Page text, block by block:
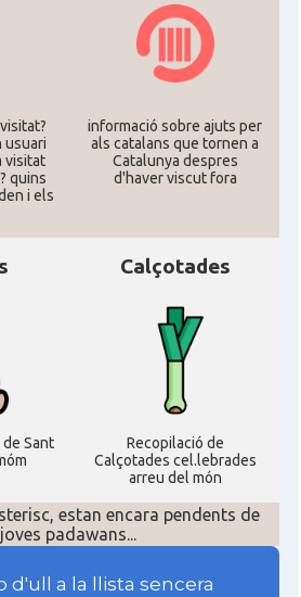
usuari
visitat
quins
i els
informació sobre ajuts per
als catalans que tornen a
Catalunya despres
d'haver viscut fora
Sant
Calçotades
Recopilació de
Calçotades cel.lebrades
arreu del món
estan encara pendents de
padawans...
d'ull a la llista sencera